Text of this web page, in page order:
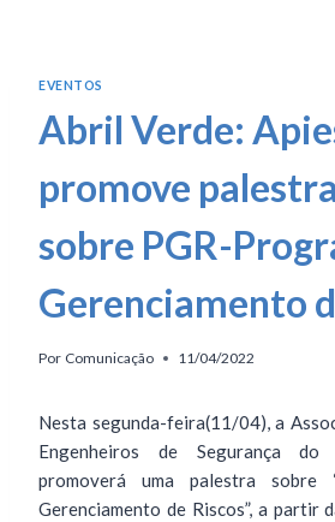
EVENTOS
Abril Verde:
promove
sobre PGR-
Gerenciamento
Por Comunicação 11/04/2022
Nesta segunda-feira(11/04), a
Engenheiros de Segurança do
promoverá uma palestra sobre
Gerenciamento de Riscos”, a partir